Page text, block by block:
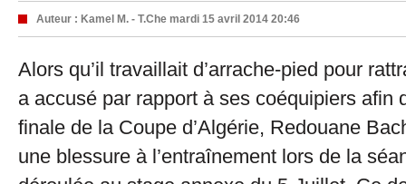
Auteur : Kamel M. - T.Che mardi 15 avril 2014 20:46
Alors qu’il travaillait d’arrache-pied pour
a accusé par rapport à ses coéquipiers afin
finale de la Coupe d’Algérie, Redouane
une blessure à l’entraînement lors de la